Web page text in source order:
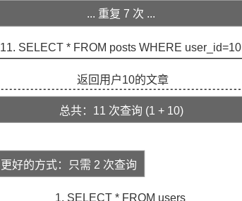
... 重复 7 次 ...
总共：11 次查询 (1 + 10)
更好的方式：只需 2 次查询
11. SELECT * FROM posts WHERE user_id=10
返回用户10的文章
1. SELECT * FROM users